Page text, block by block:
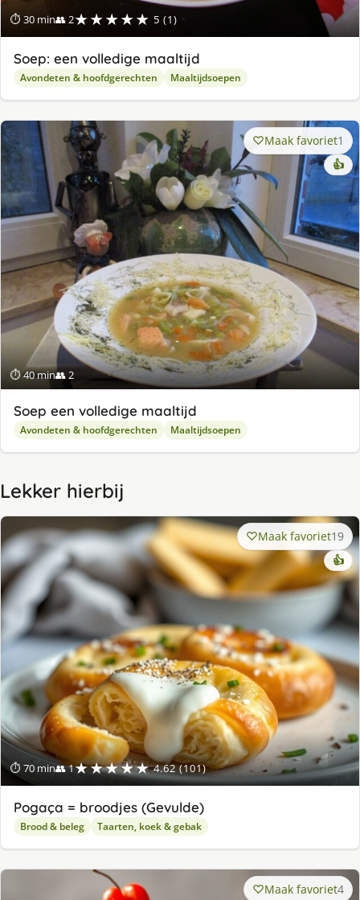
⏱ 30 min👥 2★★★★★ 5 (1)
Soep: een volledige maaltijd
Avondeten & hoofdgerechten Maaltijdsoepen
⏱ 40 min👥 2
Maak favoriet1
👍
Soep een volledige maaltijd
Avondeten & hoofdgerechten Maaltijdsoepen
Lekker hierbij
⏱ 70 min👥 1★★★★★ 4.62 (101)
Maak favoriet19
👍
Pogaça = broodjes (Gevulde)
Brood & beleg Taarten, koek & gebak
Maak favoriet4